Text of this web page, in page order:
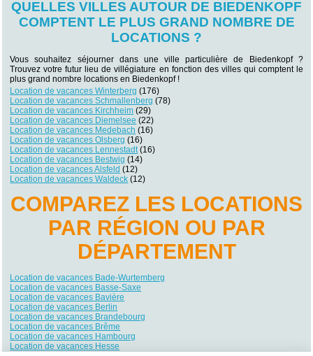
QUELLES VILLES AUTOUR DE BIEDENKOPF
COMPTENT LE PLUS GRAND NOMBRE DE
LOCATIONS ?
Vous souhaitez séjourner dans une ville particulière de Biedenkopf ?
Trouvez votre futur lieu de villégiature en fonction des villes qui comptent le
plus grand nombre locations en Biedenkopf !
Location de vacances Winterberg (176)
Location de vacances Schmallenberg (78)
Location de vacances Kirchheim (29)
Location de vacances Diemelsee (22)
Location de vacances Medebach (16)
Location de vacances Olsberg (16)
Location de vacances Lennestadt(16)
Location de vacances Bestwig (14)
Location de vacances Alsfeld (12)
Location de vacances Waldeck (12)
COMPAREZ LES LOCATIONS
PAR RÉGION OU PAR
DÉPARTEMENT
Location de vacances Bade-Wurtemberg
Location de vacances Basse-Saxe
Location de vacances Bavière
Location de vacances Berlin
Location de vacances Brandebourg
Location de vacances Brême
Location de vacances Hambourg
Location de vacances Hesse